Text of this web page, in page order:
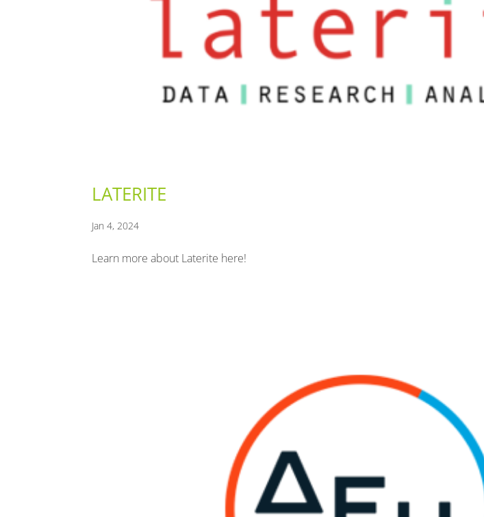
LATERITE
Jan 4, 2024
Learn more about Laterite here!